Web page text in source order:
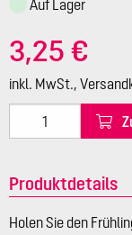
Auf Lager
3,25 €
inkl. MwSt.,
Produktdetails
Holen Sie den